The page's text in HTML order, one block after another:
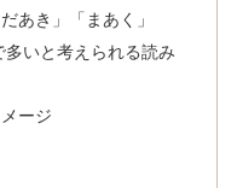
あき」「まあく」
多いと考えられる読み
ージ